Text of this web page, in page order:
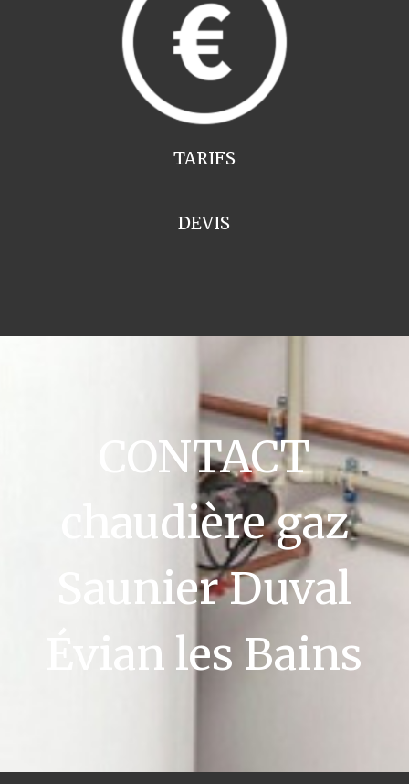
TARIFS
DEVIS
CONTACT
chaudière gaz
Saunier Duval
Évian les Bains